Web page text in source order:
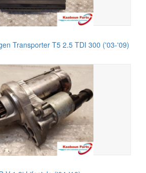
Transporter T5 2.5 TDI 300 ('03-'09)